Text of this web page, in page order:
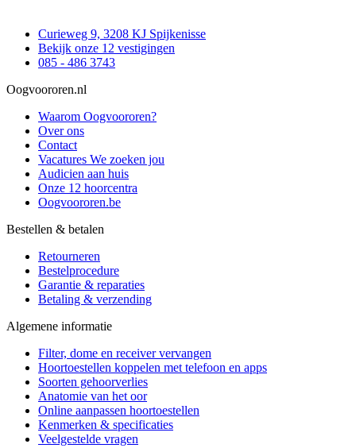
Curieweg 9, 3208 KJ Spijkenisse
Bekijk onze 12 vestigingen
085 - 486 3743
Oogvoororen.nl
Waarom Oogvoororen?
Over ons
Contact
Vacatures We zoeken jou
Audicien aan huis
Onze 12 hoorcentra
Oogvoororen.be
Bestellen & betalen
Retourneren
Bestelprocedure
Garantie & reparaties
Betaling & verzending
Algemene informatie
Filter, dome en receiver vervangen
Hoortoestellen koppelen met telefoon en apps
Soorten gehoorverlies
Anatomie van het oor
Online aanpassen hoortoestellen
Kenmerken & specificaties
Veelgestelde vragen